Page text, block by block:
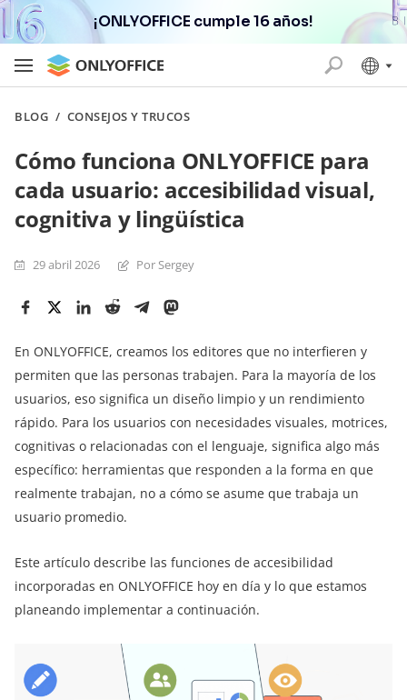
¡ONLYOFFICE cumple 16 años!
BLOG / CONSEJOS Y TRUCOS
Cómo funciona ONLYOFFICE para
cada usuario: accesibilidad visual,
cognitiva y lingüística
29 abril 2026 Por Sergey
En ONLYOFFICE, creamos los editores que no interfieren y
permiten que las personas trabajen. Para la mayoría de los
usuarios, eso significa un diseño limpio y un rendimiento
rápido. Para los usuarios con necesidades visuales, motrices,
cognitivas o relacionadas con el lenguaje, significa algo más
específico: herramientas que responden a la forma en que
realmente trabajan, no a cómo se asume que trabaja un
usuario promedio.
Este artículo describe las funciones de accesibilidad
incorporadas en ONLYOFFICE hoy en día y lo que estamos
planeando implementar a continuación.